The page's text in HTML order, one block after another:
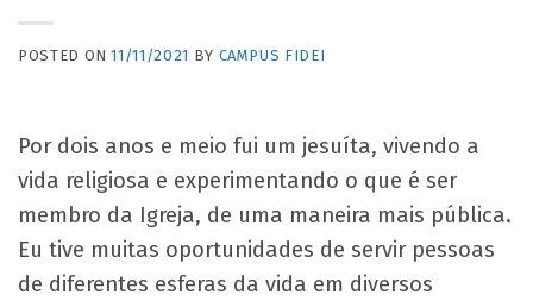
POSTED ON11/11/2021 BY CAMPUS FIDEI
Por dois anos e meio fui um jesuíta, vivendo a
vida religiosa e experimentando o que é ser
membro da Igreja, de uma maneira mais pública.
Eu tive muitas oportunidades de servir pessoas
de diferentes esferas da vida em diversos